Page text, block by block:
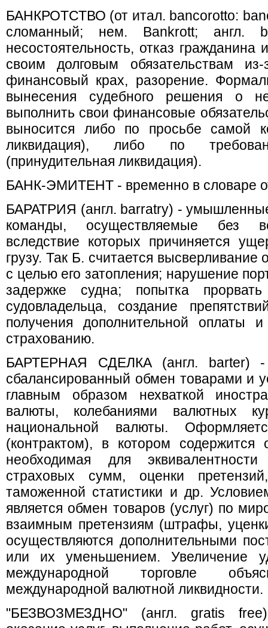
БАНКРОТСТВО (от итал. bancorotto:
сломанный; нем. Bankrott; англ.
несостоятельность, отказ гражданина
своим долговым обязательствам из-
финансовый крах, разорение.
вынесения судебного решения о
выполнить свои финансовые
выносится либо по просьбе самой
ликвидация), либо по
(принудительная ликвидация).
БАНК-ЭМИТЕНТ - временно в словаре
БАРАТРИЯ (англ. barratry) -
команды, осуществляемые без
вследствие которых причиняется
грузу. Так Б. считается
с целью его затопления; нарушение
задержке судна; попытка
судовладельца, создание
получения дополнительной оплаты
страхованию.
БАРТЕРНАЯ СДЕЛКА (англ. barter) -
сбалансированный обмен товарами и
главным образом нехваткой
валюты, колебаниями валютных
национальной валюты.
(контрактом), в котором содержится
необходимая для
страховых сумм, оценки
таможенной статистики и др.
является обмен товаров (услуг) по
взаимным претензиям (штрафы,
осуществляются дополнительными
или их уменьшением. Увеличение
международной торговле
международной валютной ликвидности.
"БЕЗВОЗМЕЗДНО" (англ. gratis